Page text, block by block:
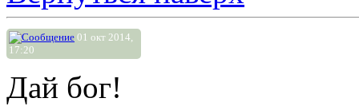
01 окт 2014,
17:20
Дай бог!